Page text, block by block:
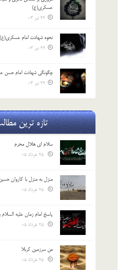
عسکری(ع)
22 تیر 03
نحوه شهادت امام
22 تیر 03
چگونگی شهادت امام حسن
22 تیر 03
تازه ترین
سلام ای هلال محرم
منزل به منزل با کاروان
پاسخ امام زمان علیه
من سرزمین کربلا